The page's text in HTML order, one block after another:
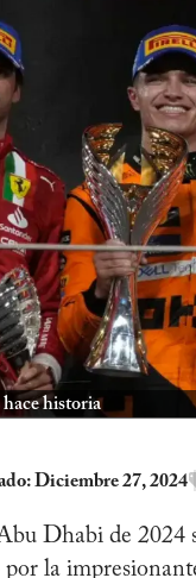
historia
Diciembre 27, 2024
Dhabi de 2024
por la